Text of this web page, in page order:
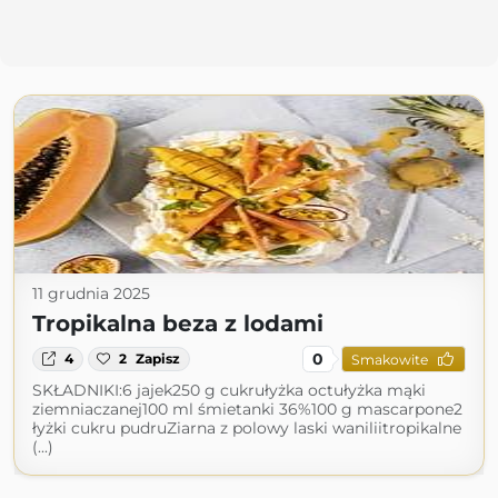
11 grudnia 2025
Tropikalna beza z lodami
4 2 Zapisz 0 Smakowite
SKŁADNIKI:6 jajek250 g cukrułyżka octułyżka mąki
ziemniaczanej100 ml śmietanki 36%100 g mascarpone2
łyżki cukru pudruZiarna z polowy laski waniliitropikalne
(...)